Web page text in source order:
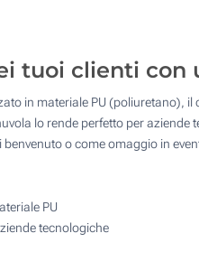
tuoi clienti con
in materiale PU (poliuretano),
lo rende perfetto per
o come omaggio in
PU
tecnologiche